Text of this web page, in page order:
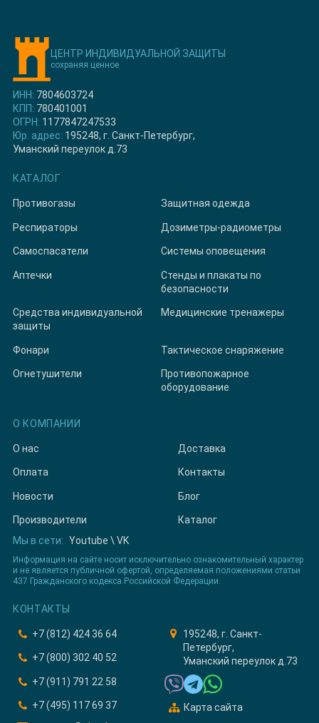
ЦЕНТР ИНДИВИДУАЛЬНОЙ ЗАЩИТЫ
сохраняя ценное
ИНН: 7804603724
КПП: 780401001
ОГРН: 1177847247533
Юр. адрес: 195248, г. Санкт-Петербург,
Уманский переулок д.73
КАТАЛОГ
Противогазы Защитная одежда
Респираторы Дозиметры-радиометры
Самоспасатели Системы оповещения
Аптечки
Стенды и плакаты по
безопасности
Средства индивидуальной
защиты
Медицинские тренажеры
Фонари Тактическое снаряжение
Огнетушители
Противопожарное
оборудование
О КОМПАНИИ
О нас Доставка
Оплата Контакты
Новости Блог
Производители
Каталог
Мы в сети: Youtube \ VK
Информация на сайте носит исключительно ознакомительный характер
и не является публичной офертой, определяемая положениями статьи
437 Гражданского кодекса Российской Федерации.
КОНТАКТЫ
+7 (812) 424 36 64
+7 (800) 302 40 52
+7 (911) 791 22 58
+7 (495) 117 69 37
195248, г. Санкт-
Петербург,
Уманский переулок д.73
Карта сайта